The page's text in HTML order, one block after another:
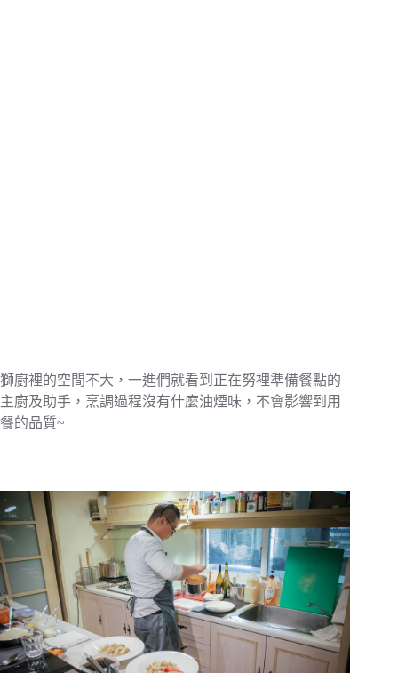
獅廚裡的空間不大，一進們就看到正在努裡準備餐點的
主廚及助手，烹調過程沒有什麼油煙味，不會影響到用
餐的品質~